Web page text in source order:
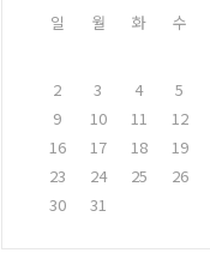
일 월 화 수
2
3 4 5
9
10 11 12
16
17 18 19
23
24 25 26
30
31